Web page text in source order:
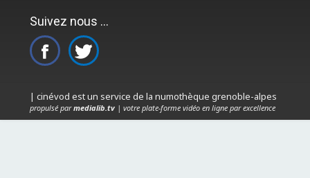
Suivez nous ...
| cinévod est un service de la numothèque grenoble-alpes
propulsé parmedialib.tv| votre plate-forme vidéo en ligne par excellence